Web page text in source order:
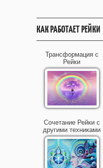
КАК РАБОТАЕТ РЕЙКИ
Трансформация с
Рейки
Сочетание Рейки с
другими техниками